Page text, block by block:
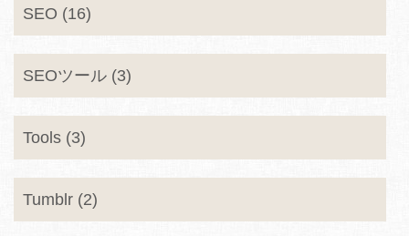
SEO (16)
SEOツール (3)
Tools (3)
Tumblr (2)